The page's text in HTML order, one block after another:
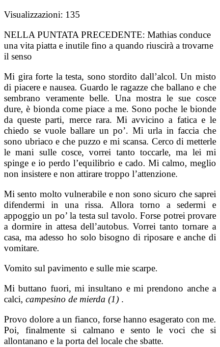
Visualizzazioni: 135
NELLA PUNTATA PRECEDENTE: Mathias conduce
una vita piatta e inutile fino a quando riuscirà a trovarne
il senso
Mi gira forte la testa, sono stordito dall’alcol. Un misto
di piacere e nausea. Guardo le ragazze che ballano e che
sembrano veramente belle. Una mostra le sue cosce
dure, è bionda come piace a me. Sono poche le bionde
da queste parti, merce rara. Mi avvicino a fatica e le
chiedo se vuole ballare un po’. Mi urla in faccia che
sono ubriaco e che puzzo e mi scansa. Cerco di metterle
le mani sulle cosce, vorrei tanto toccarle, ma lei mi
spinge e io perdo l’equilibrio e cado. Mi calmo, meglio
non insistere e non attirare troppo l’attenzione.
Mi sento molto vulnerabile e non sono sicuro che saprei
difendermi in una rissa. Allora torno a sedermi e
appoggio un po’ la testa sul tavolo. Forse potrei provare
a dormire in attesa dell’autobus. Vorrei tanto tornare a
casa, ma adesso ho solo bisogno di riposare e anche di
vomitare.
Vomito sul pavimento e sulle mie scarpe.
Mi buttano fuori, mi insultano e mi prendono anche a
calci, campesino de mierda (1) .
Provo dolore a un fianco, forse hanno esagerato con me.
Poi, finalmente si calmano e sento le voci che si
allontanano e la porta del locale che sbatte.